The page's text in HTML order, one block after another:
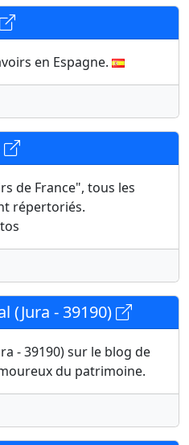
en Espagne.
de France", tous les
répertoriés.
(Jura - 39190)
- 39190) sur le blog de
du patrimoine.